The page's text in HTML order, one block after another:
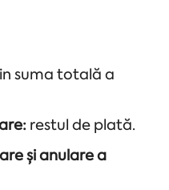
suma totală a
restul de plată.
și anulare a